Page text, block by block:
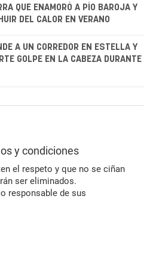
QUE ENAMORÓ A PÍO BAROJA Y
DEL CALOR EN VERANO
A UN CORREDOR EN ESTELLA Y
GOLPE EN LA CABEZA DURANTE
y condiciones
el respeto y que no se ciñan
ser eliminados.
responsable de sus